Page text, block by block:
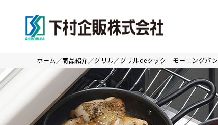
ホーム 商品紹介 グリル グリルdeクック モーニングパン